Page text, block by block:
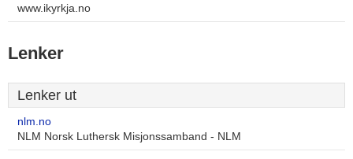
www.ikyrkja.no
Lenker
Lenker ut
nlm.no
NLM Norsk Luthersk Misjonssamband - NLM